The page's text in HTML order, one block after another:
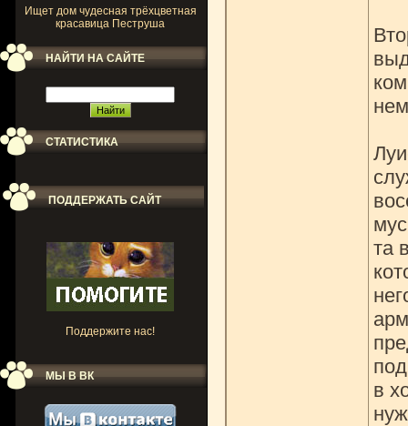
Ищет дом чудесная трёхцветная
красавица Пеструша
НАЙТИ НА САЙТЕ
СТАТИСТИКА
ПОДДЕРЖАТЬ САЙТ
Поддержите нас!
МЫ В ВК
та
в